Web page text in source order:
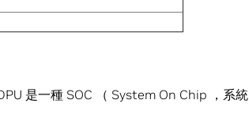
是一種 SOC （ System On Chip ，系統